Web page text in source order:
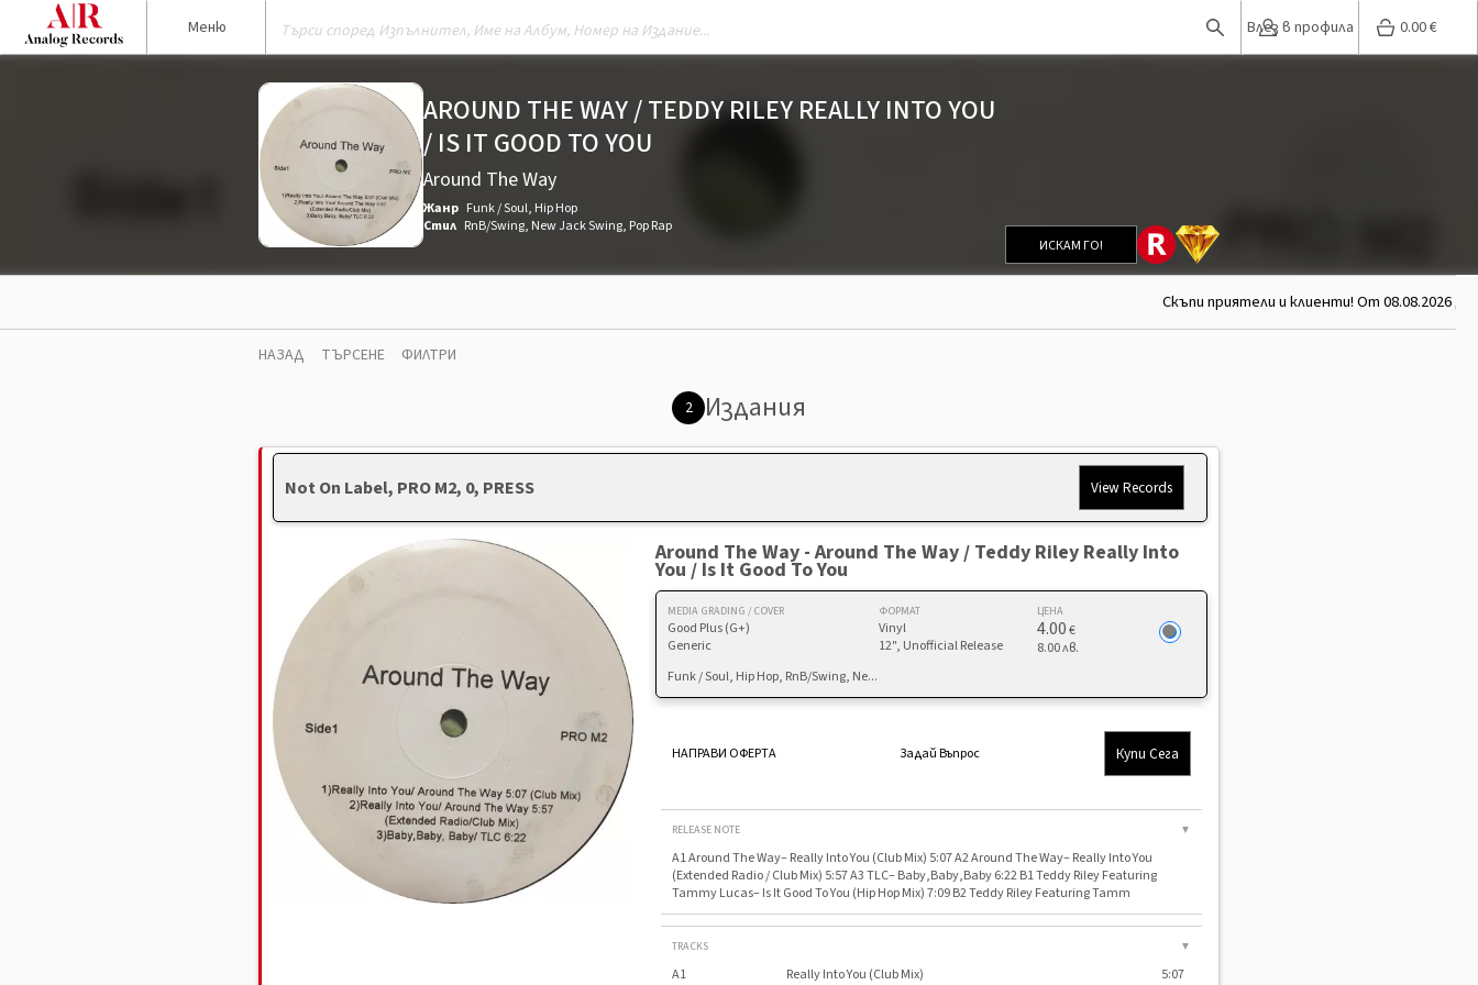
Меню Влез в профила 0.00€
AROUND THE WAY / TEDDY RILEY REALLY INTO YOU
/ IS IT GOOD TO YOU
Around The Way
Жанр Funk / Soul, Hip Hop
Стил RnB/Swing, New Jack Swing, Pop Rap
ИСКАМ ГО!
Скъпи приятели и клиенти! От 08.08.2026
НАЗАД ТЪРСЕНЕ ФИЛТРИ
2 Издания
Not On Label, PRO M2, 0, PRESS View Records
Around The Way - Around The Way / Teddy Riley Really Into
You / Is It Good To You
MEDIA GRADING / COVER
Good Plus (G+)
Generic
ФОРМАТ
Vinyl
12", Unofficial Release
ЦЕНА
4.00€
8.00 лв.
Funk / Soul, Hip Hop, RnB/Swing, Ne...
НАПРАВИ ОФЕРТА Задай Въпрос Купи Сега
RELEASE NOTE ▼
A1 Around The Way– Really Into You (Club Mix) 5:07 A2 Around The Way– Really Into You
(Extended Radio / Club Mix) 5:57 A3 TLC– Baby,Baby,Baby 6:22 B1 Teddy Riley Featuring
Tammy Lucas– Is It Good To You (Hip Hop Mix) 7:09 B2 Teddy Riley Featuring Tamm
TRACKS ▼
A1 Really Into You (Club Mix)
5:07